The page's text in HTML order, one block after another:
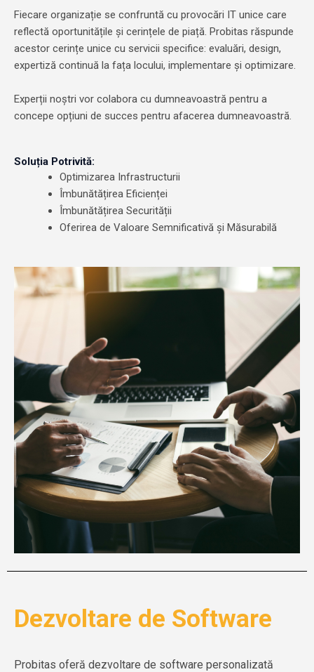
Fiecare organizație se confruntă cu provocări IT unice care
reflectă oportunitățile și cerințele de piață. Probitas răspunde
acestor cerințe unice cu servicii specifice: evaluări, design,
expertiză continuă la fața locului, implementare și optimizare.
Experții noștri vor colabora cu dumneavoastră pentru a
concepe opțiuni de succes pentru afacerea dumneavoastră.
Soluția Potrivită:
Optimizarea Infrastructurii
Îmbunătățirea Eficienței
Îmbunătățirea Securității
Oferirea de Valoare Semnificativă și Măsurabilă
Dezvoltare de Software
Probitas oferă dezvoltare de software personalizată